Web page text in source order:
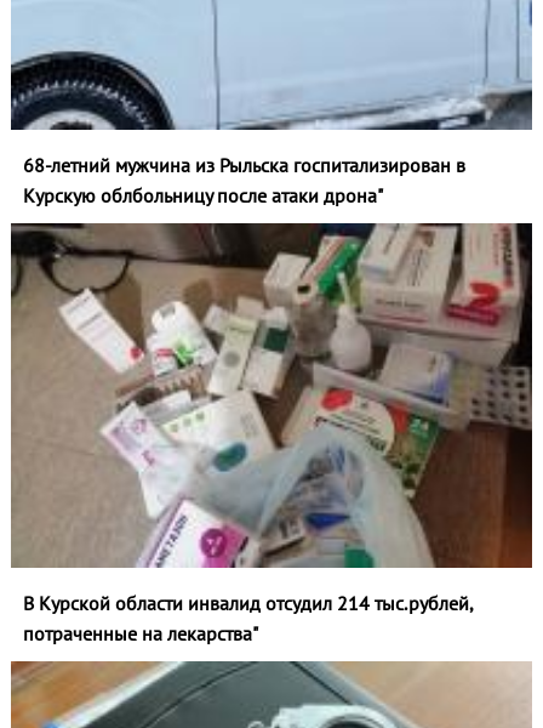
68-летний мужчина из Рыльска госпитализирован в
Курскую облбольницу после атаки дрона"
В Курской области инвалид отсудил 214 тыс.рублей,
потраченные на лекарства"